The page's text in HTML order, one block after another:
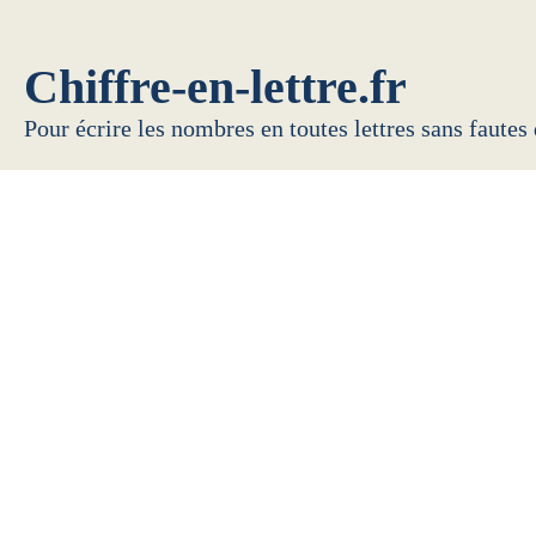
Chiffre-en-lettre.fr
Pour écrire les nombres en toutes lettres sans